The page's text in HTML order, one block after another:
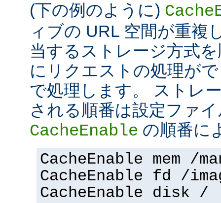
(下の例のように)
ィブの URL 空間が重複
当するストレージ方式
にリクエストの処理が
で処理します。 ストレ
される順番は設定ファ
CacheEnable の順番に
CacheEnable mem /
CacheEnable fd /
CacheEnable disk /